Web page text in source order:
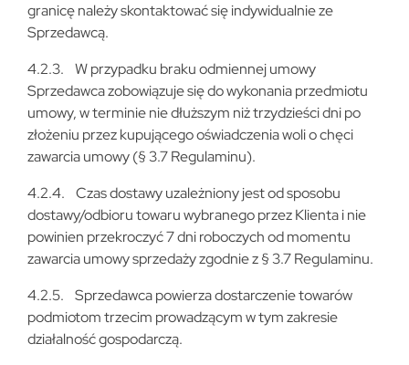
granicę należy skontaktować się indywidualnie ze
Sprzedawcą.
4.2.3. W przypadku braku odmiennej umowy
Sprzedawca zobowiązuje się do wykonania przedmiotu
umowy, w terminie nie dłuższym niż trzydzieści dni po
złożeniu przez kupującego oświadczenia woli o chęci
zawarcia umowy (§ 3.7 Regulaminu).
4.2.4. Czas dostawy uzależniony jest od sposobu
dostawy/odbioru towaru wybranego przez Klienta i nie
powinien przekroczyć 7 dni roboczych od momentu
zawarcia umowy sprzedaży zgodnie z § 3.7 Regulaminu.
4.2.5. Sprzedawca powierza dostarczenie towarów
podmiotom trzecim prowadzącym w tym zakresie
działalność gospodarczą.